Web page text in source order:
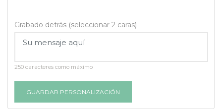
Grabado detrás (seleccionar 2 caras)
250 caracteres como máximo
GUARDAR PERSONALIZACIÓN